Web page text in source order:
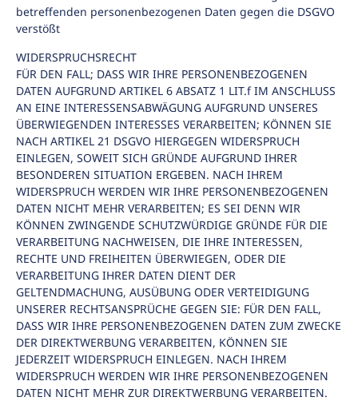
betreffenden personenbezogenen Daten gegen die DSGVO
verstößt
WIDERSPRUCHSRECHT
FÜR DEN FALL; DASS WIR IHRE PERSONENBEZOGENEN
DATEN AUFGRUND ARTIKEL 6 ABSATZ 1 LIT.f IM ANSCHLUSS
AN EINE INTERESSENSABWÄGUNG AUFGRUND UNSERES
ÜBERWIEGENDEN INTERESSES VERARBEITEN; KÖNNEN SIE
NACH ARTIKEL 21 DSGVO HIERGEGEN WIDERSPRUCH
EINLEGEN, SOWEIT SICH GRÜNDE AUFGRUND IHRER
BESONDEREN SITUATION ERGEBEN. NACH IHREM
WIDERSPRUCH WERDEN WIR IHRE PERSONENBEZOGENEN
DATEN NICHT MEHR VERARBEITEN; ES SEI DENN WIR
KÖNNEN ZWINGENDE SCHUTZWÜRDIGE GRÜNDE FÜR DIE
VERARBEITUNG NACHWEISEN, DIE IHRE INTERESSEN,
RECHTE UND FREIHEITEN ÜBERWIEGEN, ODER DIE
VERARBEITUNG IHRER DATEN DIENT DER
GELTENDMACHUNG, AUSÜBUNG ODER VERTEIDIGUNG
UNSERER RECHTSANSPRÜCHE GEGEN SIE: FÜR DEN FALL,
DASS WIR IHRE PERSONENBEZOGENEN DATEN ZUM ZWECKE
DER DIREKTWERBUNG VERARBEITEN, KÖNNEN SIE
JEDERZEIT WIDERSPRUCH EINLEGEN. NACH IHREM
WIDERSPRUCH WERDEN WIR IHRE PERSONENBEZOGENEN
DATEN NICHT MEHR ZUR DIREKTWERBUNG VERARBEITEN.